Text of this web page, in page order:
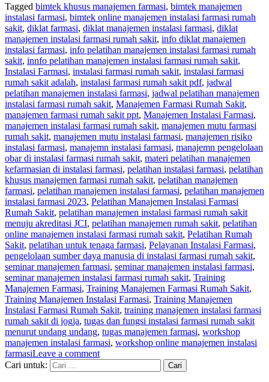
Tagged bimtek khusus manajemen farmasi, bimtek manajemen
instalasi farmasi, bimtek online manajemen instalasi farmasi rumah
sakit, diklat farmasi, diklat manajemen instalasi farmasi, diklat
manajemen instalasi farmasi rumah sakit, info diklat manajemen
instalasi farmasi, info pelatihan manajemen instalasi farmasi rumah
sakit, innfo pelatihan manajemen instalasi farmasi rumah sakit,
Instalasi Farmasi, instalasi farmasi rumah sakit, instalasi farmasi
rumah sakit adalah, instalasi farmasi rumah sakit pdf, jadwal
pelatihan manajemen instalasi farmasi, jadwal pelatihan manajemen
instalasi farmasi rumah sakit, Manajemen Farmasi Rumah Sakit,
manajemen farmasi rumah sakit ppt, Manajemen Instalasi Farmasi,
manajemen instalasi farmasi rumah sakit, manajemen mutu farmasi
rumah sakit, manajemen mutu instalasi farmasi, manajemen risiko
instalasi farmasi, manajemn instalasi farmasi, manajemn pengelolaan
obar di instalasi farmasi rumah sakit, materi pelatihan manajemen
kefarmasian di instalasi farmasi, pelatihan instalasi farmasi, pelatihan
khusus manajemen farmasi rumah sakit, pelatihan manajemen
farmasi, pelatihan manajemen instalasi farmasi, pelatihan manajemen
instalasi farmasi 2023, Pelatihan Manajemen Instalasi Farmasi
Rumah Sakit, pelatihan manajemen instalasi farmasi rumah sakit
menuju akreditasi JCI, pelatihan manajemen rumah sakit, pelatihan
online manajemen instalasi farmasi rumah sakit, Pelatihan Rumah
Sakit, pelatihan untuk tenaga farmasi, Pelayanan Instalasi Farmasi,
pengelolaan sumber daya manusia di instalasi farmasi rumah sakit,
seminar manajemen farmasi, seminar manajemen instalasi farmasi,
seminar manajemen instalasi farmasi rumah sakit, Training
Manajemen Farmasi, Training Manajemen Farmasi Rumah Sakit,
Training Manajemen Instalasi Farmasi, Training Manajemen
Instalasi Farmasi Rumah Sakit, training manajemen instalasi farmasi
rumah sakit di jogja, tugas dan fungsi instalasi farmasi rumah sakit
menurut undang undang, tugas manajemen farmasi, workshop
manajemen instalasi farmasi, workshop online manajemen instalasi
farmasiLeave a comment
Cari untuk: